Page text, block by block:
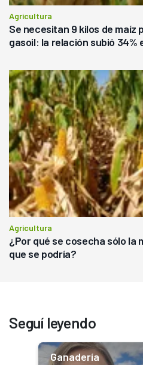
Agricultura
Se necesitan 9 kilos de maíz
gasoil: la relación subió 34%
Agricultura
¿Por qué se cosecha sólo la
que se podría?
Seguí leyendo
Ganadería